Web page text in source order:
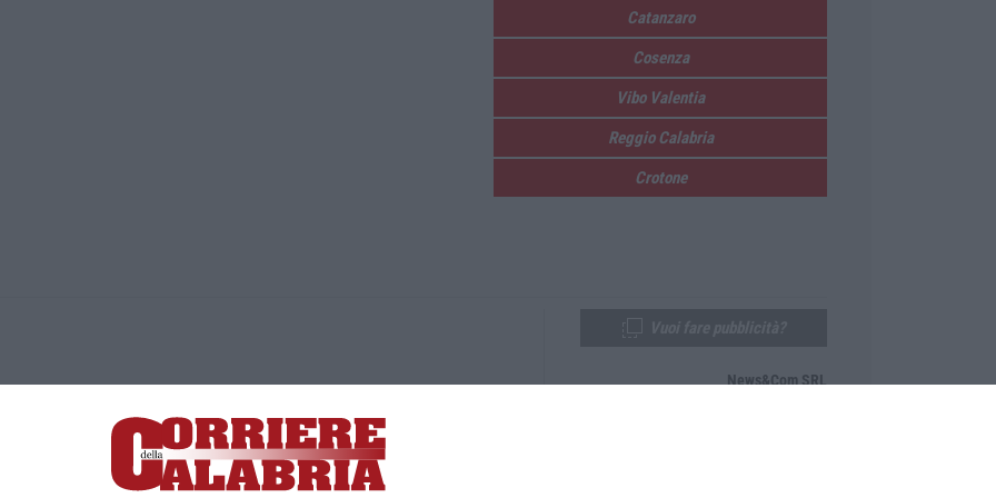
Catanzaro
Cosenza
Vibo Valentia
Reggio Calabria
Crotone
Lamezia Terme (CZ)
responsabile Paola Militano |Privacy
News&Com SRL